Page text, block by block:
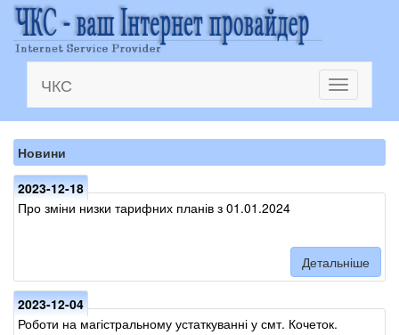
Toggle
navigation
ЧКС
Новини
2023-12-18
Про зміни низки тарифних планів з 01.01.2024
Детальніше
2023-12-04
Роботи на магістральному устаткуванні у смт. Кочеток.